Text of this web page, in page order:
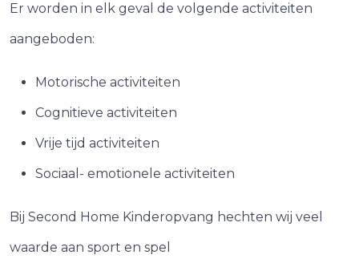
Er worden in elk geval de volgende activiteiten
aangeboden:
Motorische activiteiten
Cognitieve activiteiten
Vrije tijd activiteiten
Sociaal- emotionele activiteiten
Bij Second Home Kinderopvang hechten wij veel
waarde aan sport en spel